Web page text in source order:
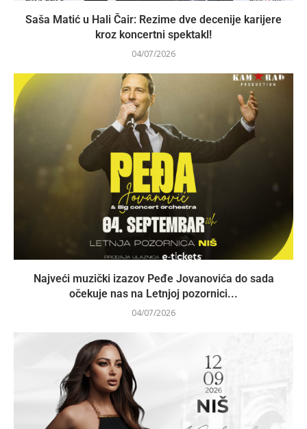
Saša Matić u Hali Čair: Rezime dve decenije karijere
kroz koncertni spektakl!
04/07/2026
Najveći muzički izazov Peđe Jovanovića do sada
očekuje nas na Letnjoj pozornici...
04/07/2026